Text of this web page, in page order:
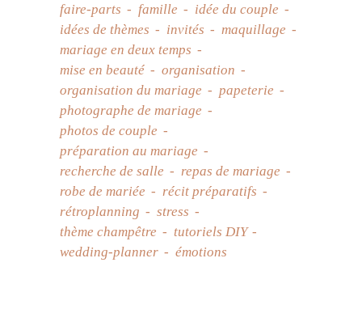
faire-parts
famille
idée du couple
idées de thèmes
invités
maquillage
mariage en deux temps
mise en beauté
organisation
organisation du mariage
papeterie
photographe de mariage
photos de couple
préparation au mariage
recherche de salle
repas de mariage
robe de mariée
récit préparatifs
rétroplanning
stress
thème champêtre
tutoriels DIY
wedding-planner
émotions